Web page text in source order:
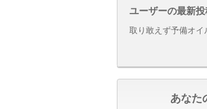
ユーザーの最新投
取り敢えず予備オ
あなた